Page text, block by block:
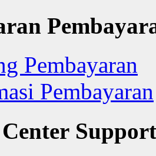
Pembayaran
Pembayaran